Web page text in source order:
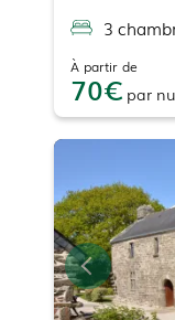
3
À partir de
70 par